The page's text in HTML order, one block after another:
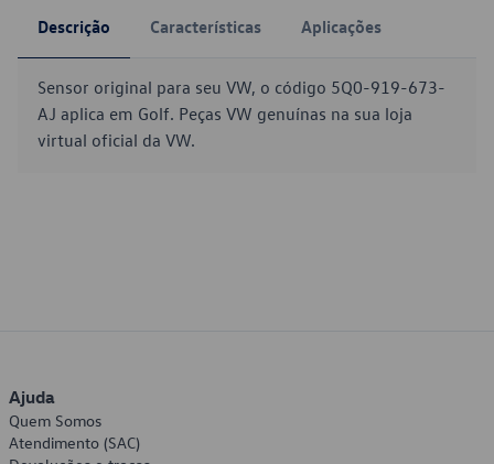
Descrição Características Aplicações
Sensor original para seu VW, o código 5Q0-919-673-
AJ aplica em Golf. Peças VW genuínas na sua loja
virtual oficial da VW.
Ajuda
Quem Somos
Atendimento (SAC)